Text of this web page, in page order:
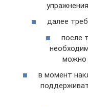
далее
после
можно
в момент